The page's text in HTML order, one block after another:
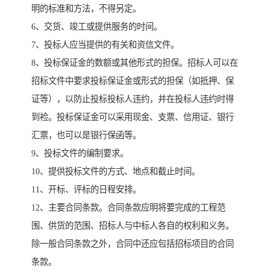
明的标准和方法，不得另定。
6、交货、竣工或提供服务的时间。
7、投标人应当提供的有关和资信文件。
8、投标保证金的数额或其他形式的担保。招标人可以在
招标文件中要求投标保证金或形式的担保（如抵押、保
证等），以防止投标投标人违约，并在投标人违约时得
到裣。投标保证金可以采用现金、支票、信用证、银行
汇票，也可以是银行保函等。
9、投标文件的编制要求。
10、提供投标文件的方式、地点和截止时间。
11、开标、评标的日程安排。
12、主要合同条款。合同条款应明将要完成的工程范
围、供货的范围、招标人与中标人各自的权利和义务。
除一般合同条款之外，合同中还应包括招标项目的合同
条款。